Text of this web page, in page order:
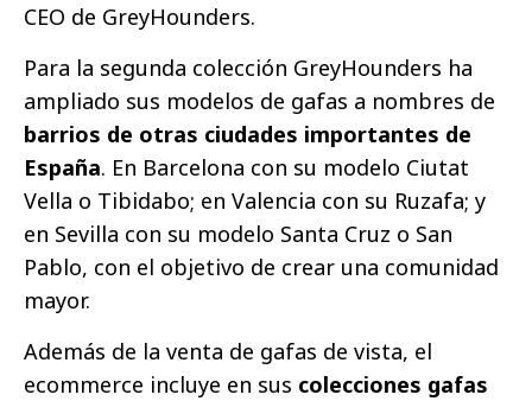
CEO de GreyHounders.
Para la segunda colección GreyHounders ha
ampliado sus modelos de gafas a nombres de
barrios de otras ciudades importantes de
España. En Barcelona con su modelo Ciutat
Vella o Tibidabo; en Valencia con su Ruzafa; y
en Sevilla con su modelo Santa Cruz o San
Pablo, con el objetivo de crear una comunidad
mayor.
Además de la venta de gafas de vista, el
ecommerce incluye en sus colecciones gafas